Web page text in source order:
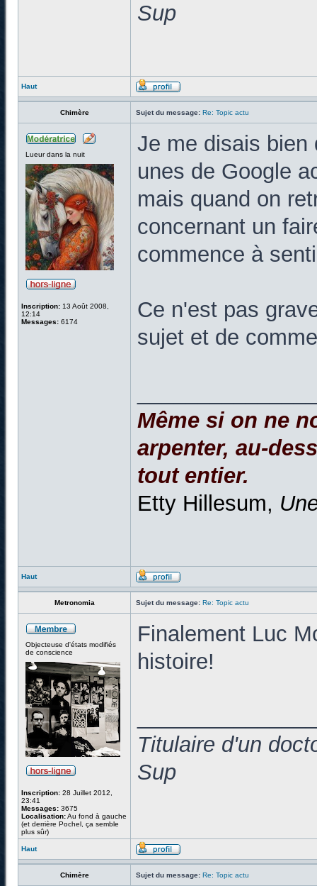
Sup
Haut
Chimère Sujet du message: Re: Topic actu
Lueur dans la nuit
Inscription: 13 Août 2008,
12:14
Messages: 6174
Je me disais bien
unes de Google
mais quand on
concernant un
commence à
Ce n'est pas
sujet et de
Même si on ne
arpenter, au-
tout entier.
Etty Hillesum,
Haut
Metronomia Sujet du message: Re: Topic actu
Objecteuse d'états modifiés
de conscience
Inscription: 28 Juillet 2012,
23:41
Messages: 3675
Localisation:Au fond à gauche
(et derrière Pochel, ça semble
plus sûr)
Finalement Luc
histoire!
Titulaire d'un
Sup
Haut
Chimère Sujet du message: Re: Topic actu